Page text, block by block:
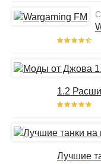
1.2
Лучшие